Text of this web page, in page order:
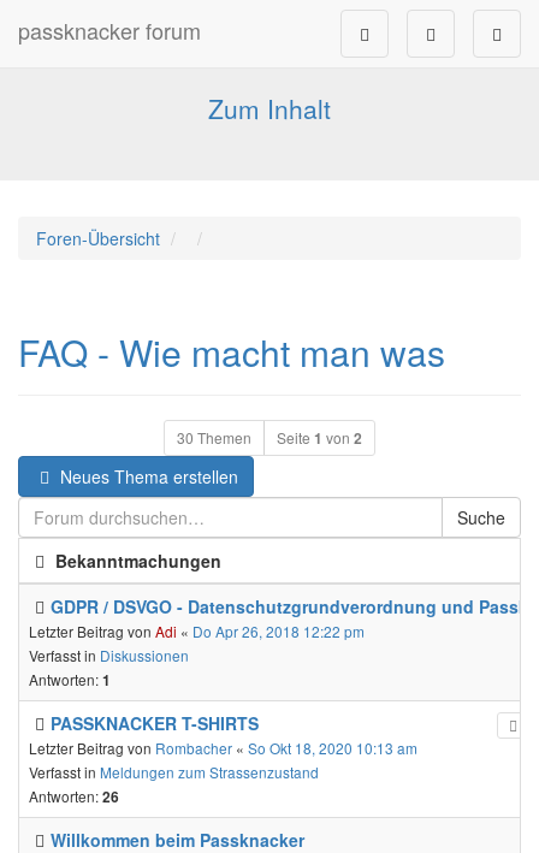
passknacker forum
Forum für alle Pässe- und Tourenfahrer
Zum Inhalt
Foren-Übersicht
FAQ - Wie macht man was
30 Themen Seite 1 von 2
Neues Thema erstellen
Suche
Bekanntmachungen
GDPR / DSVGO - Datenschutzgrundverordnung und
Letzter Beitrag von Adi « Do Apr 26, 2018 12:22 pm
Verfasst in Diskussionen
Antworten:1
PASSKNACKER T-SHIRTS
Letzter Beitrag von Rombacher « So Okt 18, 2020 10:13 am
Verfasst in Meldungen zum Strassenzustand
Antworten:26
Willkommen beim Passknacker